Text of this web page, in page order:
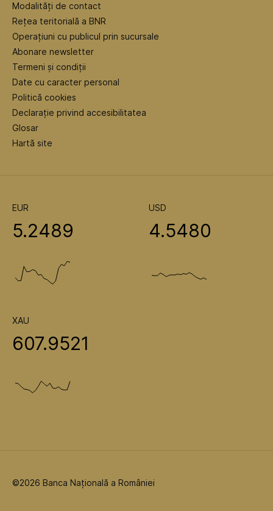
Modalități de contact
Rețea teritorială a BNR
Operațiuni cu publicul prin sucursale
Abonare newsletter
Termeni și condiții
Date cu caracter personal
Politică cookies
Declarație privind accesibilitatea
Glosar
Hartă site
EUR
5.2489
USD
4.5480
XAU
607.9521
©2026 Banca Națională a României